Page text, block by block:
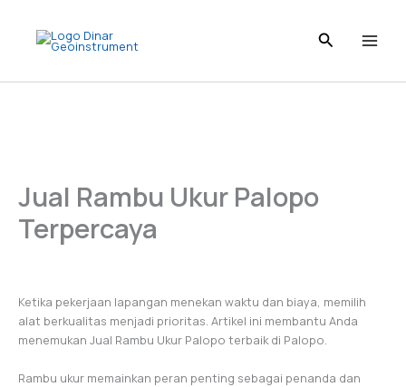
content
Jual Rambu Ukur Palopo
Terpercaya
Ketika pekerjaan lapangan menekan waktu dan biaya, memilih
alat berkualitas menjadi prioritas. Artikel ini membantu Anda
menemukan Jual Rambu Ukur Palopo terbaik di Palopo.
Rambu ukur memainkan peran penting sebagai penanda dan